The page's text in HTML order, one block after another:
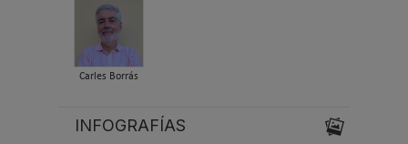
Carles Borrás
INFOGRAFÍAS